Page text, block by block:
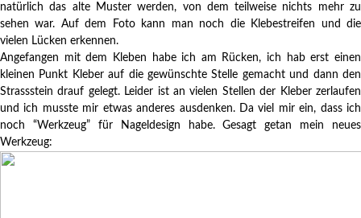
natürlich das alte Muster werden, von dem teilweise nichts mehr zu
sehen war. Auf dem Foto kann man noch die Klebestreifen und die
vielen Lücken erkennen.
Angefangen mit dem Kleben habe ich am Rücken, ich hab erst einen
kleinen Punkt Kleber auf die gewünschte Stelle gemacht und dann den
Strassstein drauf gelegt. Leider ist an vielen Stellen der Kleber zerlaufen
und ich musste mir etwas anderes ausdenken. Da viel mir ein, dass ich
noch “Werkzeug” für Nageldesign habe. Gesagt getan mein neues
Werkzeug: